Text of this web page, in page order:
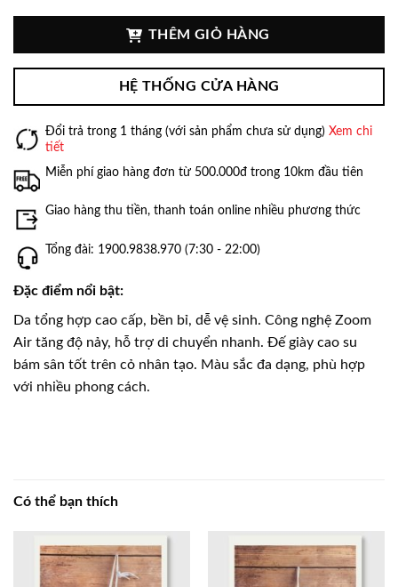
THÊM GIỎ HÀNG
HỆ THỐNG CỬA HÀNG
Đổi trả trong 1 tháng (với sản phẩm chưa sử dụng) Xem chi
tiết
Miễn phí giao hàng đơn từ 500.000đ trong 10km đầu tiên
Giao hàng thu tiền, thanh toán online nhiều phương thức
Tổng đài: 1900.9838.970 (7:30 - 22:00)
Đặc điểm nổi bật:
Da tổng hợp cao cấp, bền bỉ, dễ vệ sinh. Công nghệ Zoom
Air tăng độ nảy, hỗ trợ di chuyển nhanh. Đế giày cao su
bám sân tốt trên cỏ nhân tạo. Màu sắc đa dạng, phù hợp
với nhiều phong cách.
Có thể bạn thích